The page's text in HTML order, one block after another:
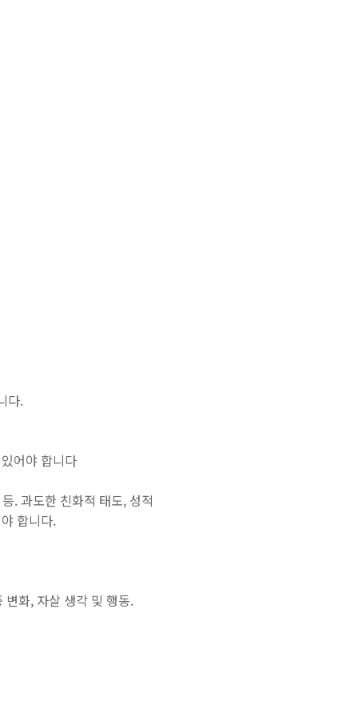
다.
어야 합니다
. 과도한 친화적 태도, 성적
합니다.
변화, 자살 생각 및 행동.